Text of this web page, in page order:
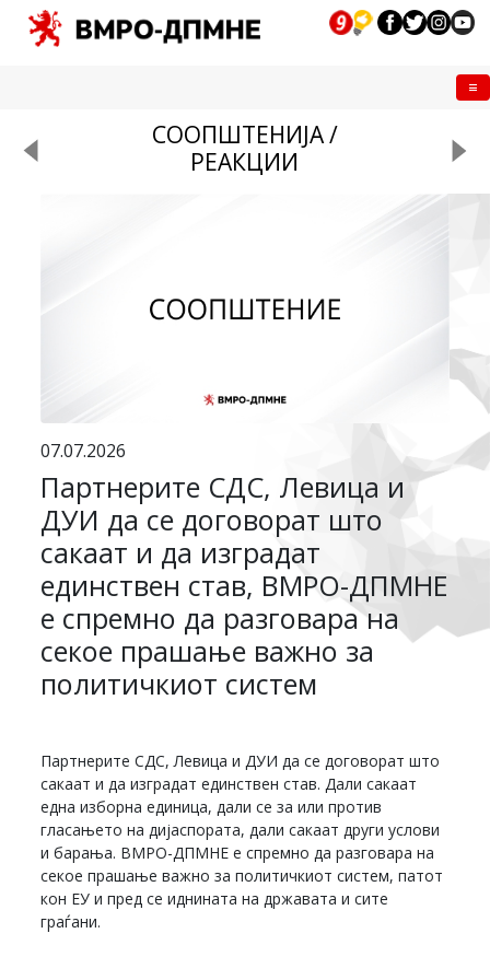
СООПШТЕНИЈА /
РЕАКЦИИ
07.07.2026
Партнерите СДС, Левица и
ДУИ да се договорат што
сакаат и да изградат
единствен став, ВМРО-ДПМНЕ
е спремно да разговара на
секое прашање важно за
политичкиот систем
Партнерите СДС, Левица и ДУИ да се договорат што
сакаат и да изградат единствен став. Дали сакаат
една изборна единица, дали се за или против
гласањето на дијаспората, дали сакаат други услови
и барања. ВМРО-ДПМНЕ е спремно да разговара на
секое прашање важно за политичкиот систем, патот
кон ЕУ и пред се иднината на државата и сите
граѓани.